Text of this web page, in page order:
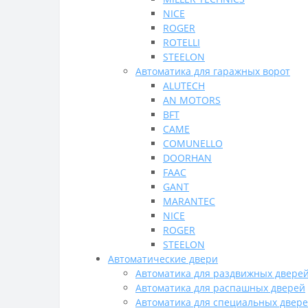
NICE
ROGER
ROTELLI
STEELON
Автоматика для гаражных ворот
ALUTECH
AN MOTORS
BFT
CAME
COMUNELLO
DOORHAN
FAAC
GANT
MARANTEC
NICE
ROGER
STEELON
Автоматические двери
Автоматика для раздвижных
Автоматика для распашных дверей
Автоматика для специальных